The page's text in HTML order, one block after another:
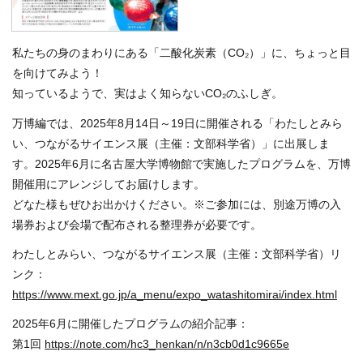
私たちの身のまわりにある「二酸化炭素（CO₂）」に、ちょっと目
を向けてみよう！
知っているようで、実はよく知らないCO₂のふしぎ。
万博編では、2025年8月14日～19日に開催される「わたしとみら
い、つながるサイエンス展（主催：文部科学省）」に出展しま
す。2025年6月に名古屋大学博物館で実施したプログラムを、万博
開催用にアレンジしてお届けします。
どなた様もぜひお出かけください。※ご参加には、別途万博の入
場券および会場で配布される整理券が必要です。
わたしとみらい、つながるサイエンス展（主催：文部科学省）リ
ンク：
https://www.mext.go.jp/a_menu/expo_watashitomirai/index.html
2025年6月に開催したプログラムの紹介記事：
第1回 https://note.com/hc3_henkan/n/n3cb0d1c9665e